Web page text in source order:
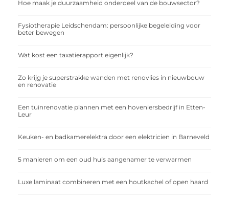
Hoe maak je duurzaamheid onderdeel van de bouwsector?
Fysiotherapie Leidschendam: persoonlijke begeleiding voor
beter bewegen
Wat kost een taxatierapport eigenlijk?
Zo krijg je superstrakke wanden met renovlies in nieuwbouw
en renovatie
Een tuinrenovatie plannen met een hoveniersbedrijf in Etten-
Leur
Keuken- en badkamerelektra door een elektricien in Barneveld
5 manieren om een oud huis aangenamer te verwarmen
Luxe laminaat combineren met een houtkachel of open haard